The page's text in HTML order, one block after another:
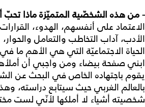
- من هذه الشخصّية المتميّزة ماذا تحبّ
الاعتماد على أنفسهم، الهدوء،
الأدب، آداب التخاطب والتعامل
الحياة الاجتماعيّة التي هي الأهم ما
ابني صفحة بيضاء ومن واجبي أن
يقوم باجتهاده الخاص في البحث عن
بالعالم الغربي حيث سيتابع دراسته،
شخصيته أشياء لا أملكها لأنّي لست